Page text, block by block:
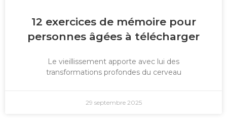
12 exercices de mémoire pour
personnes âgées à télécharger
Le vieillissement apporte avec lui des
transformations profondes du cerveau
29 septembre 2025